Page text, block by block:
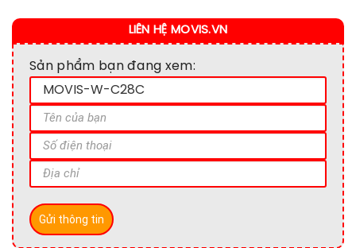
LIÊN HỆ MOVIS.VN
Sản phẩm bạn đang xem: